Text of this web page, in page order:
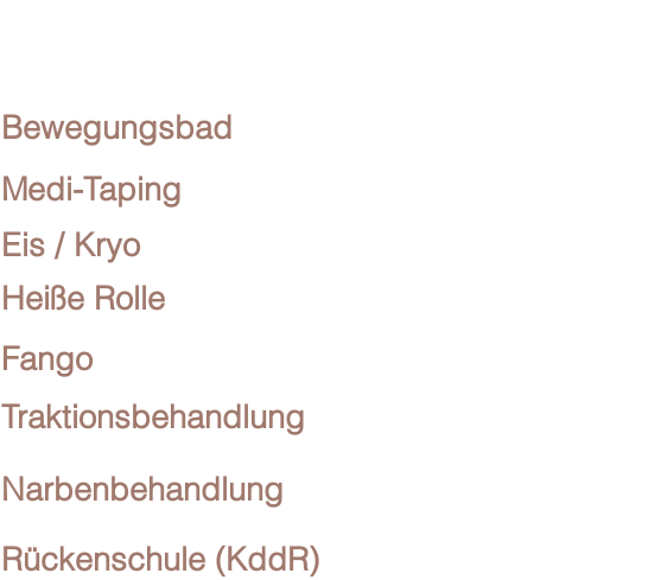
Bewegungsbad
Medi-Taping
Eis / Kryo
Heiße Rolle
Fango
Traktionsbehandlung
Narbenbehandlung
Rückenschule (KddR)